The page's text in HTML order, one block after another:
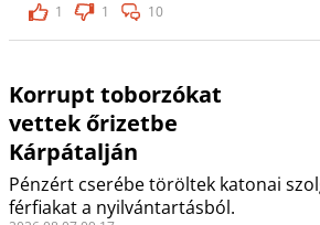
1
1 10
Korrupt toborzókat
vettek őrizetbe
Kárpátalján
Pénzért cserébe töröltek katonai
férfiakat a nyilvántartásból.